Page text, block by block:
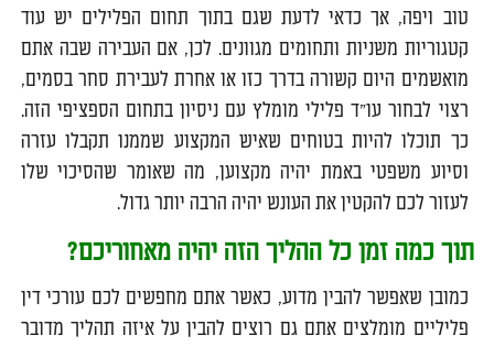
טוב ויפה, אך כדאי לדעת שגם בתוך תחום הפלילים יש עוד
קטגוריות משניות ותחומים מגוונים. לכן, אם העבירה שבה אתם
מואשמים היום קשורה בדרך כזו או אחרת לעבירת סחר בסמים,
רצוי לבחור עו"ד פלילי מומלץ עם ניסיון בתחום הספציפי הזה.
כך תוכלו להיות בטוחים שאיש המקצוע שממנו תקבלו עזרה
וסיוע משפטי באמת יהיה מקצוען, מה שאומר שהסיכוי שלו
לעזור לכם להקטין את העונש יהיה הרבה יותר גדול.
תוך כמה זמן כל ההליך הזה יהיה מאחוריכם?
כמובן שאפשר להבין מדוע, כאשר אתם מחפשים לכם עורכי דין
פליליים מומלצים אתם גם רוצים להבין על איזה תהליך מדובר